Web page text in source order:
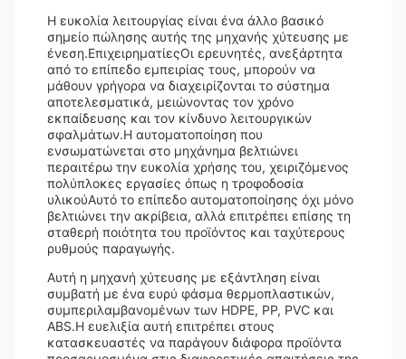
Η ευκολία λειτουργίας είναι ένα άλλο βασικό
σημείο πώλησης αυτής της μηχανής χύτευσης με
ένεση.ΕπιχειρηματίεςΟι ερευνητές, ανεξάρτητα
από το επίπεδο εμπειρίας τους, μπορούν να
μάθουν γρήγορα να διαχειρίζονται το σύστημα
αποτελεσματικά, μειώνοντας τον χρόνο
εκπαίδευσης και τον κίνδυνο λειτουργικών
σφαλμάτων.Η αυτοματοποίηση που
ενσωματώνεται στο μηχάνημα βελτιώνει
περαιτέρω την ευκολία χρήσης του, χειριζόμενος
πολύπλοκες εργασίες όπως η τροφοδοσία
υλικούΑυτό το επίπεδο αυτοματοποίησης όχι μόνο
βελτιώνει την ακρίβεια, αλλά επιτρέπει επίσης τη
σταθερή ποιότητα του προϊόντος και ταχύτερους
ρυθμούς παραγωγής.
Αυτή η μηχανή χύτευσης με εξάντληση είναι
συμβατή με ένα ευρύ φάσμα θερμοπλαστικών,
συμπεριλαμβανομένων των HDPE, PP, PVC και
ABS.Η ευελιξία αυτή επιτρέπει στους
κατασκευαστές να παράγουν διάφορα προϊόντα